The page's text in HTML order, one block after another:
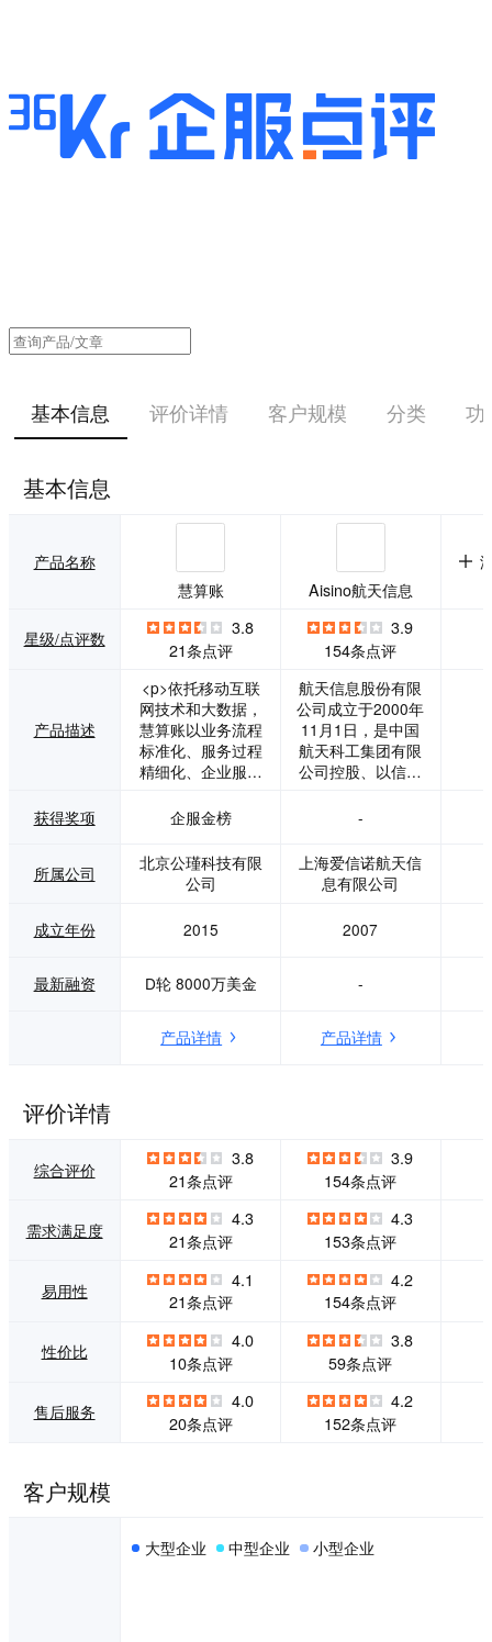
基本信息 评价详情 客户规模 分类 功
基本信息
产品名称
慧算账
Aisino航天信息
星级/点评数
3.8
21条点评
3.9
154条点评
产品描述
<p>依托移动互联
网技术和大数据，
慧算账以业务流程
标准化、服务过程
精细化、企业服务
立市场营销体系、
务体系、渠道体
系、培训体系、业
务支撑体系、涉税
务体系等8大体系，
的平台化标准运营
式、服务引领等核
础上不断革新升
级，为中小企业解
决全生命周期财税
服务需求。</p>
航天信息股份有限
公司成立于2000年
11月1日，是中国
航天科工集团有限
公司控股、以信息
7月11日，在国内A
股市场挂牌上市
（SHA：60027
最具影响力的上市
天的技术优势、人
航天信息以信息安
海外市场。面向政
府（行业）、企业
信息化市场，提供
信息技术服务和一
体化解决方案，服
务近2000万政府客
户和企业用户，承
担“金税工程”“金卡
工程”“金盾工程”等
国家重点工程，是
国家大型信息化工
程和电子政务领域
的主要参与者。
获得奖项 企服金榜 -
所属公司
北京公瑾科技有限
公司
上海爱信诺航天信
息有限公司
成立年份 2015 2007
最新融资 D轮 8000万美金 -
产品详情 产品详情
评价详情
综合评价
3.8
21条点评
3.9
154条点评
需求满足度
4.3
21条点评
4.3
153条点评
易用性
4.1
21条点评
4.2
154条点评
性价比
4.0
10条点评
3.8
59条点评
售后服务
4.0
20条点评
4.2
152条点评
客户规模
大型企业 中型企业 小型企业